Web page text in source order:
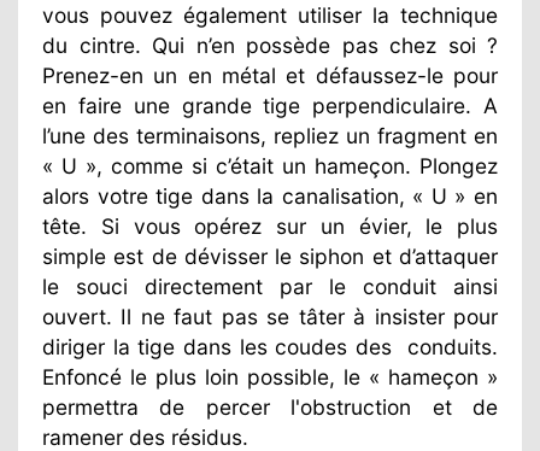
vous pouvez également utiliser la technique
du cintre. Qui n’en possède pas chez soi ?
Prenez-en un en métal et défaussez-le pour
en faire une grande tige perpendiculaire. A
l’une des terminaisons, repliez un fragment en
« U », comme si c’était un hameçon. Plongez
alors votre tige dans la canalisation, « U » en
tête. Si vous opérez sur un évier, le plus
simple est de dévisser le siphon et d’attaquer
le souci directement par le conduit ainsi
ouvert. Il ne faut pas se tâter à insister pour
diriger la tige dans les coudes des
conduits.
Enfoncé le plus loin possible, le « hameçon »
permettra de percer l'obstruction et de
ramener des résidus.